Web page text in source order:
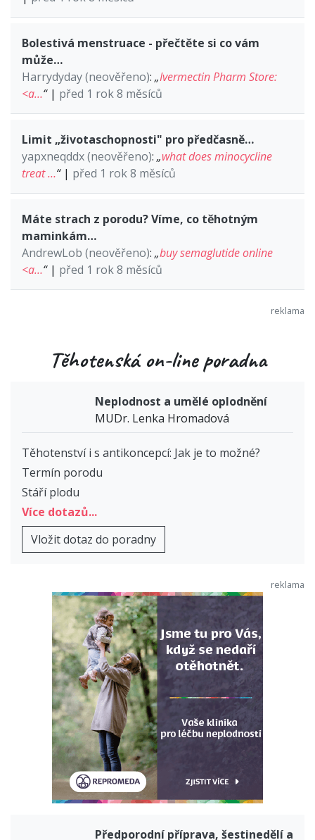
Bolestivá menstruace - přečtěte si co vám
může…
Harrydyday (neověřeno): „Ivermectin Pharm Store:
<a…“| před 1 rok 8 měsíců
Limit „životaschopnosti" pro předčasně…
yapxneqddx (neověřeno): „what does minocycline
treat …“| před 1 rok 8 měsíců
Máte strach z porodu? Víme, co těhotným
maminkám…
AndrewLob (neověřeno): „buy semaglutide online
<a…“| před 1 rok 8 měsíců
Těhotenská on-line poradna
Neplodnost a umělé oplodnění
MUDr. Lenka Hromadová
Těhotenství i s antikoncepcí: Jak je to možné?
Termín porodu
Stáří plodu
Více dotazů...
Vložit dotaz do poradny
Předporodní příprava, šestinedělí a